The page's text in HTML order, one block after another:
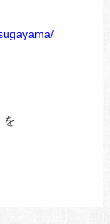
を